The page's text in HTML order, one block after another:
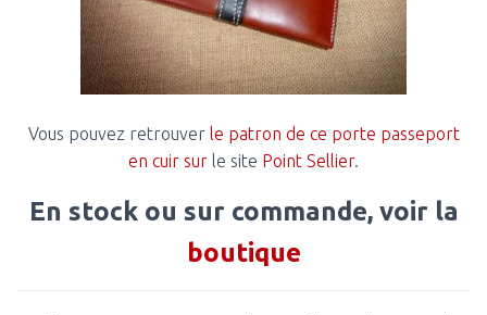
Vous pouvez retrouver le patron de ce porte passeport
en cuir sur le site Point Sellier.
En stock ou sur commande, voir la
boutique